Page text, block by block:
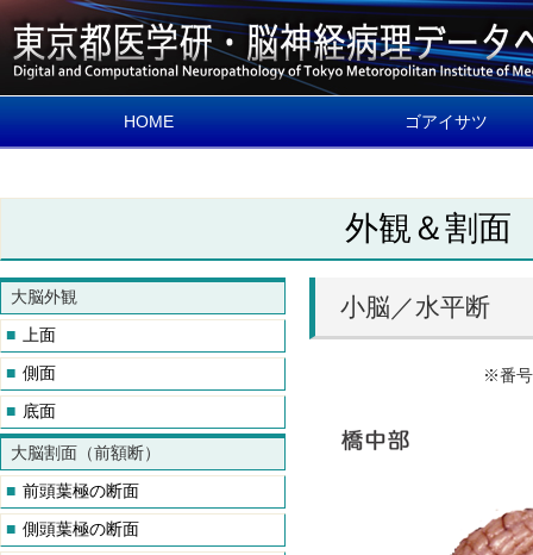
HOME ゴアイサツ
中枢神経・マクロ
名称と細胞の見方
データベースの概要
外観＆割面
大脳外観
■
上面
■ 側面
■ 底面
大脳割面（前額断）
■ 前頭葉極の断面
■ 側頭葉極の断面
小脳／水平断
※番号